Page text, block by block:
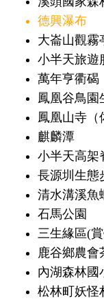
德興瀑布
大崙山觀霧
小半天旅遊
萬年亨衢碣
鳳凰谷鳥園
鳳凰山寺（
麒麟潭
小半天高架
長源圳生態
清水溝溪魚
石馬公園
三生緣區(
鹿谷鄉農會
內湖森林國
松林町妖怪